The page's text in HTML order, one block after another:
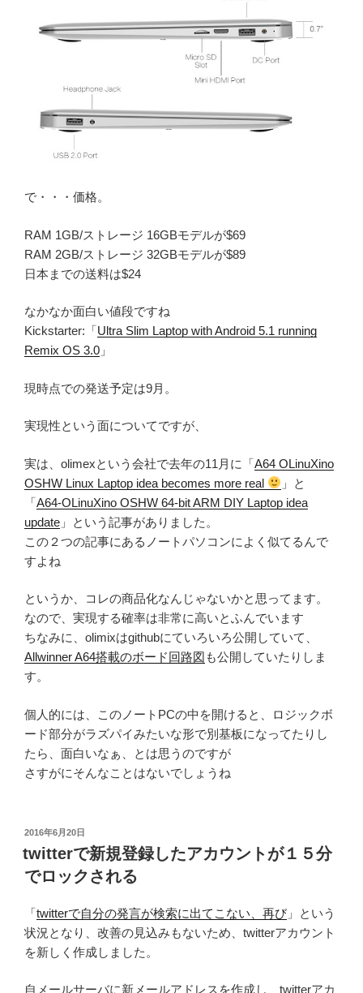
で・・・価格。
RAM 1GB/ストレージ 16GBモデルが$69
RAM 2GB/ストレージ 32GBモデルが$89
日本までの送料は$24
なかなか面白い値段ですね
Kickstarter:「Ultra Slim Laptop with Android 5.1 running
Remix OS 3.0 」
現時点での発送予定は9月。
実現性という面についてですが、
実は、olimexという会社で去年の11月に「A64 OLinuXino
OSHW Linux Laptop idea becomes more real
」と
「A64-OLinuXino OSHW 64-bit ARM DIY Laptop idea
update 」という記事がありました。
この２つの記事にあるノートパソコンによく似てるんで
すよね
というか、コレの商品化なんじゃないかと思ってます。
なので、実現する確率は非常に高いとふんでいます
ちなみに、olimixはgithubにていろいろ公開していて、
Allwinner A64搭載のボード回路図 も公開していたりしま
す。
個人的には、このノートPCの中を開けると、ロジックボ
ード部分がラズパイみたいな形で別基板になってたりし
たら、面白いなぁ、とは思うのですが
さすがにそんなことはないでしょうね
投
日:
2016年6月20日
twitterで新規登録したアカウントが１５分
でロックされる
「twitterで自分の発言が検索に出てこない、再び 」という
状況となり、改善の見込みもないため、twitterアカウント
を新しく作成しました。
自メールサーバに新メールアドレスを作成し、twitterアカ